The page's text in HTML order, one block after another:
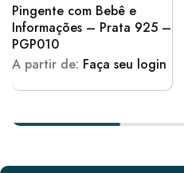
Pingente com Bebê e
Informações – Prata 925 –
PGP010
A partir de: Faça seu login